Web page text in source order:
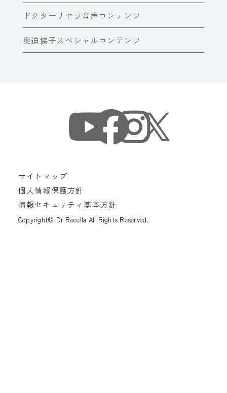
ドクターリセラ音声コンテンツ
奥迫協子スペシャルコンテンツ
サイトマップ
個人情報保護方針
情報セキュリティ基本方針
Copyright© Dr Recella All Rights Reserved.